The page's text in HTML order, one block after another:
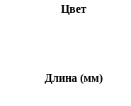
Цвет
Длина (мм)